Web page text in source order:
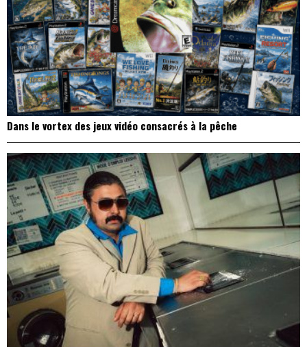
Dans le vortex des jeux vidéo consacrés à la pêche